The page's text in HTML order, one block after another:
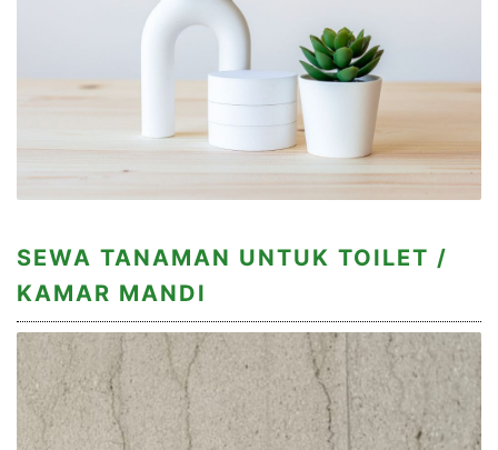
SEWA TANAMAN UNTUK TOILET /
KAMAR MANDI